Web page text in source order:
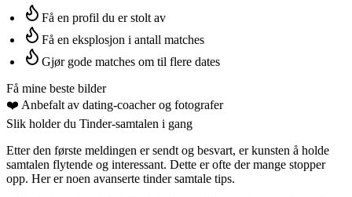
Få en profil du er stolt av
Få en eksplosjon i antall matches
Gjør gode matches om til flere dates
Få mine beste bilder
❤️ Anbefalt av dating-coacher og fotografer
Slik holder du Tinder-samtalen i gang
Etter den første meldingen er sendt og besvart, er kunsten å holde
samtalen flytende og interessant. Dette er ofte der mange stopper
opp. Her er noen avanserte tinder samtale tips.